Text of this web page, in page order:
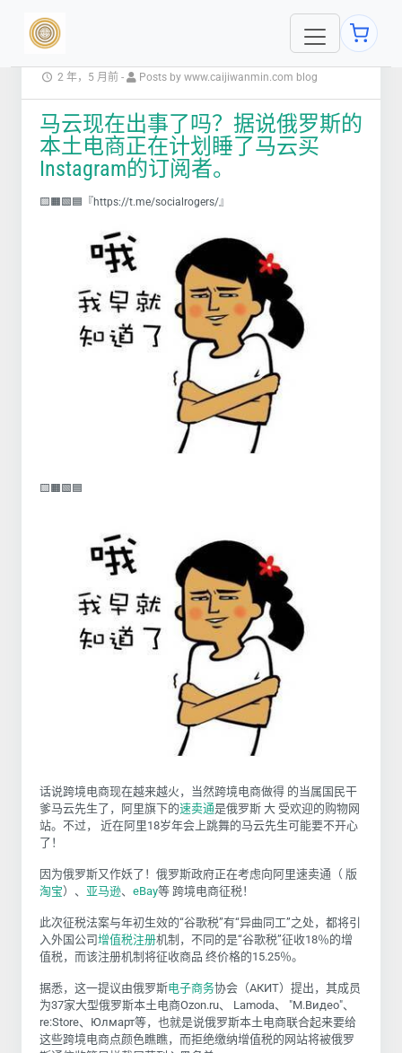
2 年，5 月前 - Posts by www.caijiwanmin.com blog
马云现在出事了吗？据说俄罗斯的
本土电商正在计划睡了马云买
Instagram的订阅者。
🟨🟧🟩🟦『https://t.me/socialrogers/』
🟨🟧🟩🟦
话说跨境电商现在越来越火，当然跨境电商做得 的当属国民干
爹马云先生了，阿里旗下的速卖通是俄罗斯 大 受欢迎的购物网
站。不过， 近在阿里18岁年会上跳舞的马云先生可能要不开心
了！
因为俄罗斯又作妖了！俄罗斯政府正在考虑向阿里速卖通（ 版
淘宝）、 亚马逊、 eBay等 跨境电商征税！
此次征税法案与年初生效的“谷歌税”有“异曲同工”之处，都将引
入外国公司增值税注册机制，不同的是“谷歌税”征收18％的增
值税，而该注册机制将征收商品 终价格的15.25％。
据悉，这一提议由俄罗斯电子商务协会（АКИТ）提出，其成员
为37家大型俄罗斯本土电商Ozon.ru、 Lamoda、 "М.Видео"、
re:Store、Юлмарт等，也就是说俄罗斯本土电商联合起来要给
这些跨境电商点颜色瞧瞧，而拒绝缴纳增值税的网站将被俄罗